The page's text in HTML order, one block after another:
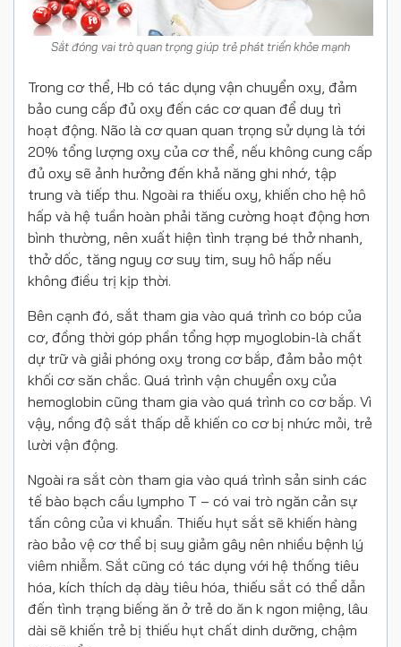
Sắt đóng vai trò quan trọng giúp trẻ phát triển khỏe mạnh
Trong cơ thể, Hb có tác dụng vận chuyển oxy, đảm
bảo cung cấp đủ oxy đến các cơ quan để duy trì
hoạt động. Não là cơ quan quan trọng sử dụng là tới
20% tổng lượng oxy của cơ thể, nếu không cung cấp
đủ oxy sẽ ảnh hưởng đến khả năng ghi nhớ, tập
trung và tiếp thu. Ngoài ra thiếu oxy, khiến cho hệ hô
hấp và hệ tuần hoàn phải tăng cường hoạt động hơn
bình thường, nên xuất hiện tình trạng bé thở nhanh,
thở dốc, tăng nguy cơ suy tim, suy hô hấp nếu
không điều trị kịp thời.
Bên cạnh đó, sắt tham gia vào quá trình co bóp của
cơ, đồng thời góp phần tổng hợp myoglobin-là chất
dự trữ và giải phóng oxy trong cơ bắp, đảm bảo một
khối cơ săn chắc. Quá trình vận chuyển oxy của
hemoglobin cũng tham gia vào quá trình co cơ bắp. Vì
vậy, nồng độ sắt thấp dễ khiến co cơ bị nhức mỏi, trẻ
lười vận động.
Ngoài ra sắt còn tham gia vào quá trình sản sinh các
tế bào bạch cầu lympho T – có vai trò ngăn cản sự
tấn công của vi khuẩn. Thiếu hụt sắt sẽ khiến hàng
rào bảo vệ cơ thể bị suy giảm gây nên nhiều bệnh lý
viêm nhiễm. Sắt cũng có tác dụng với hệ thống tiêu
hóa, kích thích dạ dày tiêu hóa, thiếu sắt có thể dẫn
đến tình trạng biếng ăn ở trẻ do ăn k ngon miệng, lâu
dài sẽ khiến trẻ bị thiếu hụt chất dinh dưỡng, chậm